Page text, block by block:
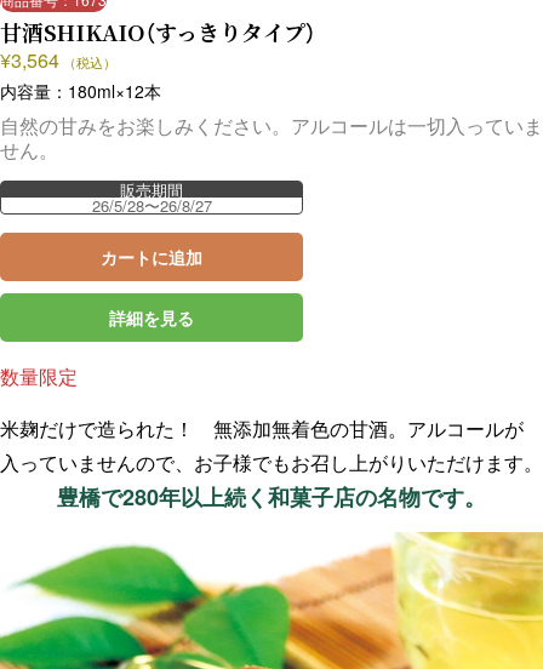
甘酒SHIKAIO（すっきりタイプ）
¥3,564 （税込）
内容量：180ml×12本
自然の甘みをお楽しみください。アルコールは一切入っていま
せん。
販売期間
26/5/28〜26/8/27
カートに追加
詳細を見る
数量限定
米麹だけで造られた！ 無添加無着色の甘酒。アルコールが
入っていませんので、お子様でもお召し上がりいただけます。
豊橋で280年以上続く和菓子店の名物です。